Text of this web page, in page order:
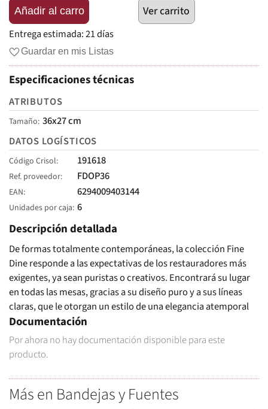
Añadir al carro Ver carrito
Entrega estimada:21 días
Guardar en mis Listas
Especificaciones técnicas
ATRIBUTOS
Tamaño 36x27 cm
DATOS LOGÍSTICOS
Código Crisol 191618
Ref. proveedor FDOP36
EAN 6294009403144
Unidades por caja 6
Descripción detallada
De formas totalmente contemporáneas, la colección Fine
Dine responde a las expectativas de los restauradores más
exigentes, ya sean puristas o creativos. Encontrará su lugar
en todas las mesas, gracias a su diseño puro y a sus líneas
claras, que le otorgan un estilo de una elegancia atemporal
Documentación
Por ahora no hay documentación disponible para este
producto.
Más en Bandejas y Fuentes